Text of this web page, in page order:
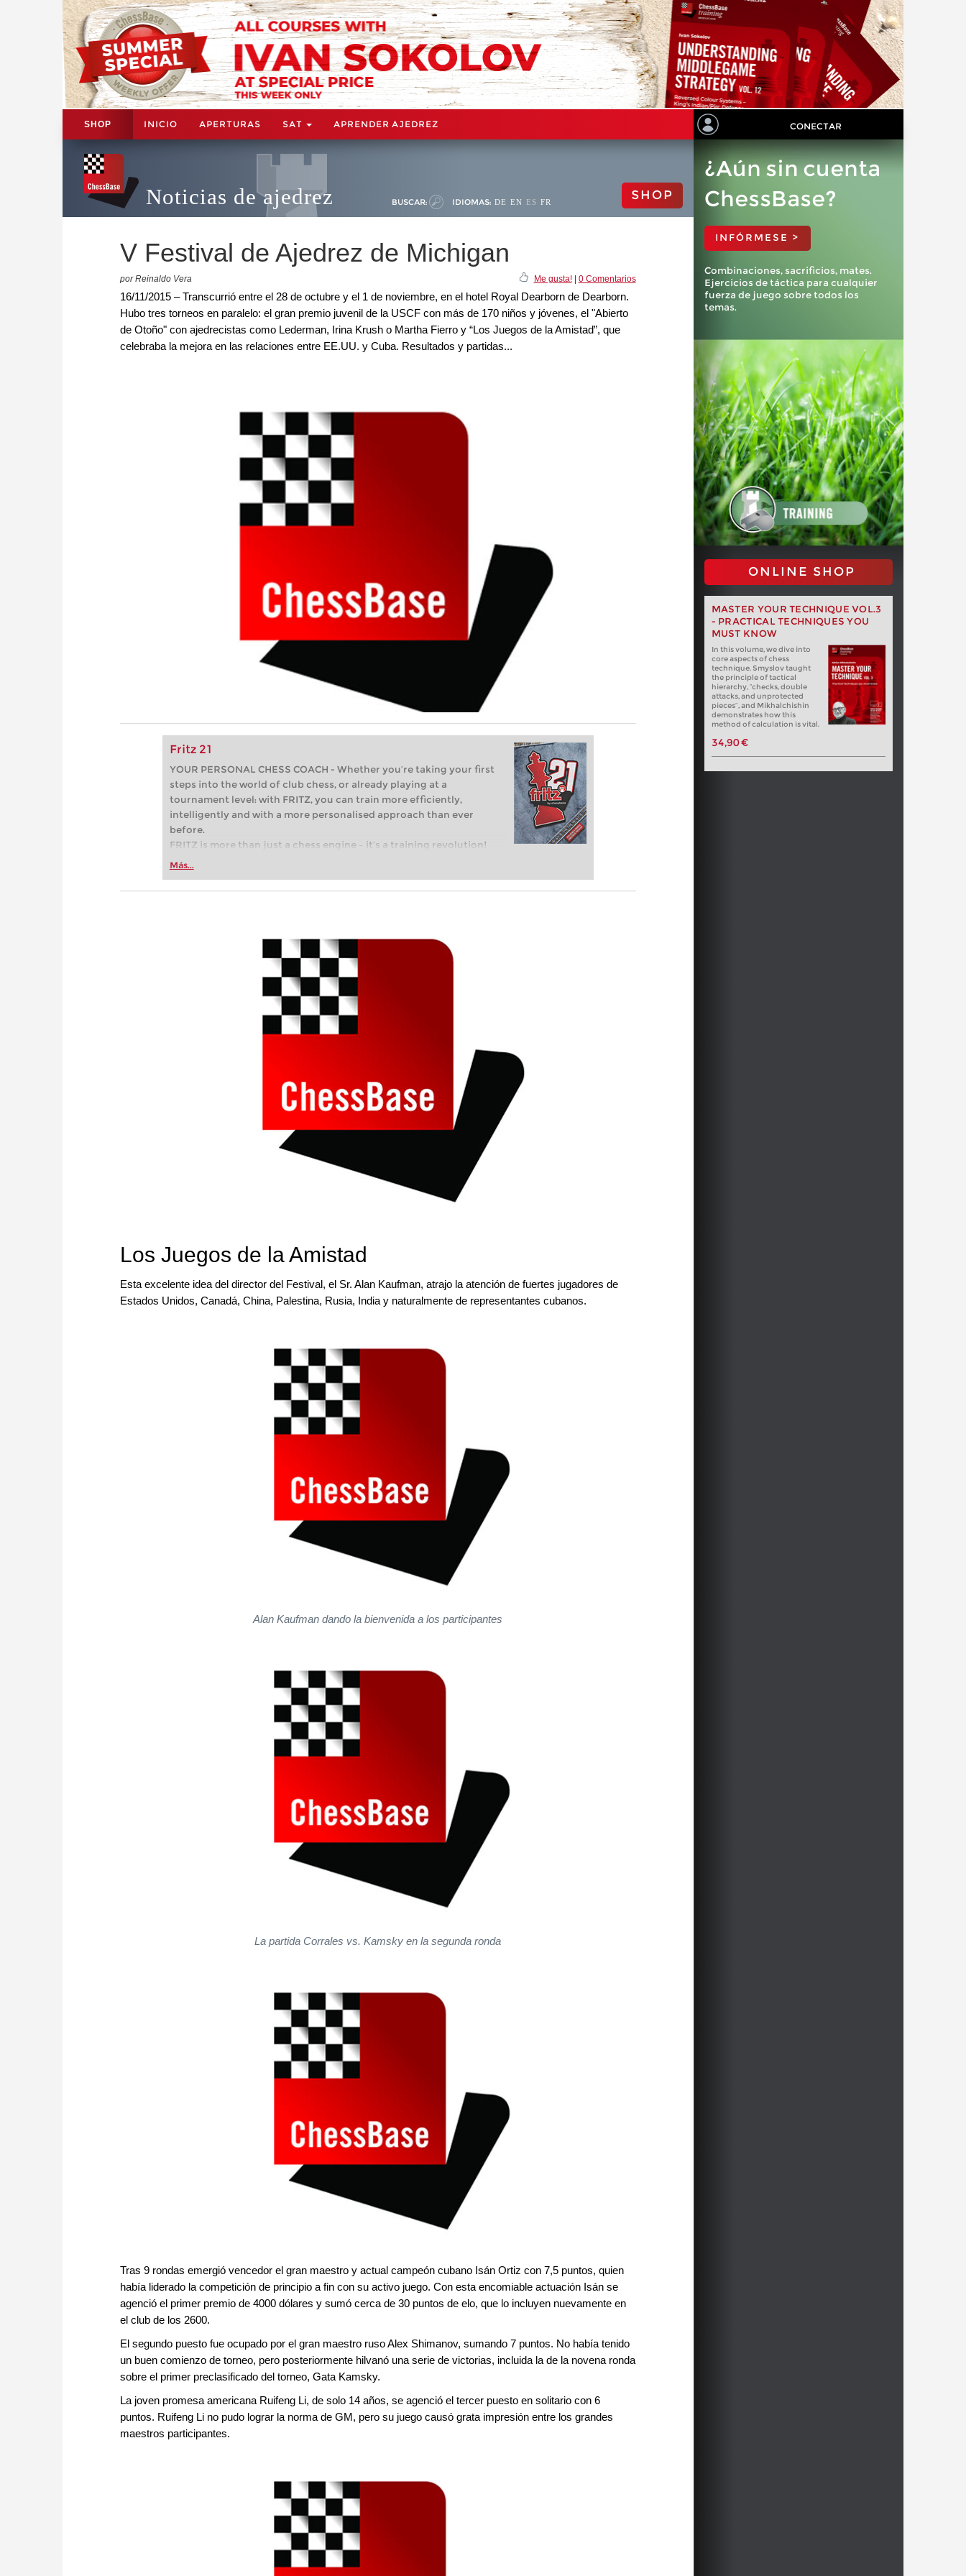
SHOP INICIO APERTURAS SAT APRENDER AJEDREZ CONECTAR
Noticias de ajedrez BUSCAR: IDIOMAS: DE EN ES FR SHOP
V Festival de Ajedrez de Michigan
por Reinaldo Vera Me gusta!| 0 Comentarios
16/11/2015 – Transcurrió entre el 28 de octubre y el 1 de noviembre, en el hotel Royal Dearborn de Dearborn.
Hubo tres torneos en paralelo: el gran premio juvenil de la USCF con más de 170 niños y jóvenes, el "Abierto
de Otoño" con ajedrecistas como Lederman, Irina Krush o Martha Fierro y “Los Juegos de la Amistad”, que
celebraba la mejora en las relaciones entre EE.UU. y Cuba. Resultados y partidas...
Fritz 21
YOUR PERSONAL CHESS COACH - Whether you’re taking your first
steps into the world of club chess, or already playing at a
tournament level: with FRITZ, you can train more efficiently,
intelligently and with a more personalised approach than ever
before.
FRITZ is more than just a chess engine – it’s a training revolution!
Whether you’re taking your first steps into the world of club chess,
more efficiently, intelligently and with a more personalised
Más...
¿Aún sin cuenta
ChessBase?
INFÓRMESE >
Combinaciones, sacrificios, mates.
Ejercicios de táctica para cualquier
fuerza de juego sobre todos los
temas.
ONLINE SHOP
MASTER YOUR TECHNIQUE VOL.3
- PRACTICAL TECHNIQUES YOU
MUST KNOW
In this volume, we dive into
core aspects of chess
technique. Smyslov taught
the principle of tactical
hierarchy, “checks, double
attacks, and unprotected
pieces”, and Mikhalchishin
demonstrates how this
method of calculation is vital.
34,90 €
Los Juegos de la Amistad
Esta excelente idea del director del Festival, el Sr. Alan Kaufman, atrajo la atención de fuertes jugadores de
Estados Unidos, Canadá, China, Palestina, Rusia, India y naturalmente de representantes cubanos.
Alan Kaufman dando la bienvenida a los participantes
La partida Corrales vs. Kamsky en la segunda ronda
Tras 9 rondas emergió vencedor el gran maestro y actual campeón cubano Isán Ortiz con 7,5 puntos, quien
había liderado la competición de principio a fin con su activo juego. Con esta encomiable actuación Isán se
agenció el primer premio de 4000 dólares y sumó cerca de 30 puntos de elo, que lo incluyen nuevamente en
el club de los 2600.
El segundo puesto fue ocupado por el gran maestro ruso Alex Shimanov, sumando 7 puntos. No había tenido
un buen comienzo de torneo, pero posteriormente hilvanó una serie de victorias, incluida la de la novena ronda
sobre el primer preclasificado del torneo, Gata Kamsky.
La joven promesa americana Ruifeng Li, de solo 14 años, se agenció el tercer puesto en solitario con 6
puntos. Ruifeng Li no pudo lograr la norma de GM, pero su juego causó grata impresión entre los grandes
maestros participantes.